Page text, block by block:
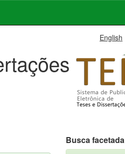
English
Busca facetada